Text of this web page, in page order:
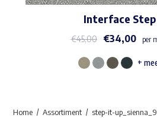
Interface
€45,00 €34,00 per
Dit
+
Home Assortiment step-it-